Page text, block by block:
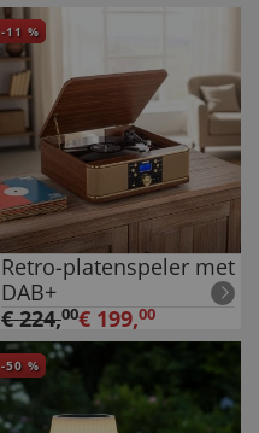
-11 %
Retro-platenspeler met
DAB+
€224,00€ 199,00
-50 %